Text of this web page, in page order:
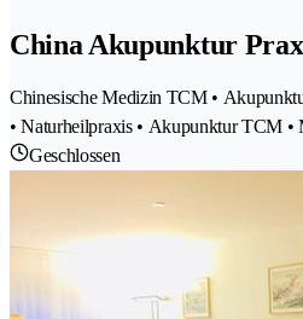
China Akupunktur
Chinesische Medizin TCM •
• Naturheilpraxis • Akupunktur TCM •
Geschlossen